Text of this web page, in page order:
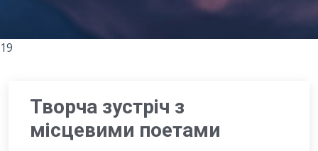
19
Творча зустріч з
місцевими поетами